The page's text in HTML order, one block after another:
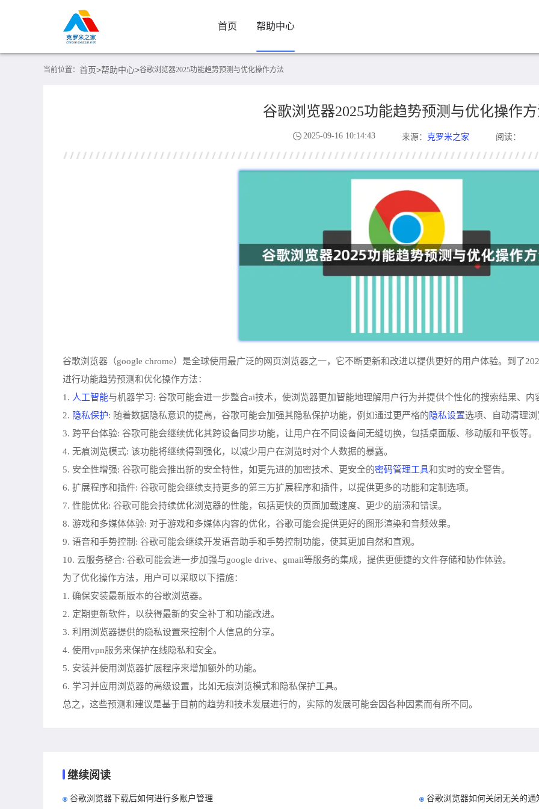
首页 帮助中心
当前位置： 首页>帮助中心>谷歌浏览器2025功能趋势预测与优化操作方法
谷歌浏览器2025功能趋势预测与优化操作
2025-09-16 10:14:43 来源： 克罗米之家 阅读：
谷歌浏览器（google chrome）是全球使用最广泛的网页浏览器之一，它不断更新和改进以提供更好的用户体验。到了
进行功能趋势预测和优化操作方法：
1. 人工智能与机器学习: 谷歌可能会进一步整合ai技术，使浏览器更加智能地理解用户行为并提供个性化的搜索结果、内
2. 隐私保护: 随着数据隐私意识的提高，谷歌可能会加强其隐私保护功能，例如通过更严格的隐私设置选项、自动清理
3. 跨平台体验: 谷歌可能会继续优化其跨设备同步功能，让用户在不同设备间无缝切换，包括桌面版、移动版和平板等。
4. 无痕浏览模式: 该功能将继续得到强化，以减少用户在浏览时对个人数据的暴露。
5. 安全性增强: 谷歌可能会推出新的安全特性，如更先进的加密技术、更安全的密码管理工具和实时的安全警告。
6. 扩展程序和插件: 谷歌可能会继续支持更多的第三方扩展程序和插件，以提供更多的功能和定制选项。
7. 性能优化: 谷歌可能会持续优化浏览器的性能，包括更快的页面加载速度、更少的崩溃和错误。
8. 游戏和多媒体体验: 对于游戏和多媒体内容的优化，谷歌可能会提供更好的图形渲染和音频效果。
9. 语音和手势控制: 谷歌可能会继续开发语音助手和手势控制功能，使其更加自然和直观。
10. 云服务整合: 谷歌可能会进一步加强与google drive、gmail等服务的集成，提供更便捷的文件存储和协作体验。
为了优化操作方法，用户可以采取以下措施：
1. 确保安装最新版本的谷歌浏览器。
2. 定期更新软件，以获得最新的安全补丁和功能改进。
3. 利用浏览器提供的隐私设置来控制个人信息的分享。
4. 使用vpn服务来保护在线隐私和安全。
5. 安装并使用浏览器扩展程序来增加额外的功能。
6. 学习并应用浏览器的高级设置，比如无痕浏览模式和隐私保护工具。
总之，这些预测和建议是基于目前的趋势和技术发展进行的，实际的发展可能会因各种因素而有所不同。
继续阅读
谷歌浏览器下载后如何进行多账户管理 谷歌浏览器如何关闭无关的通